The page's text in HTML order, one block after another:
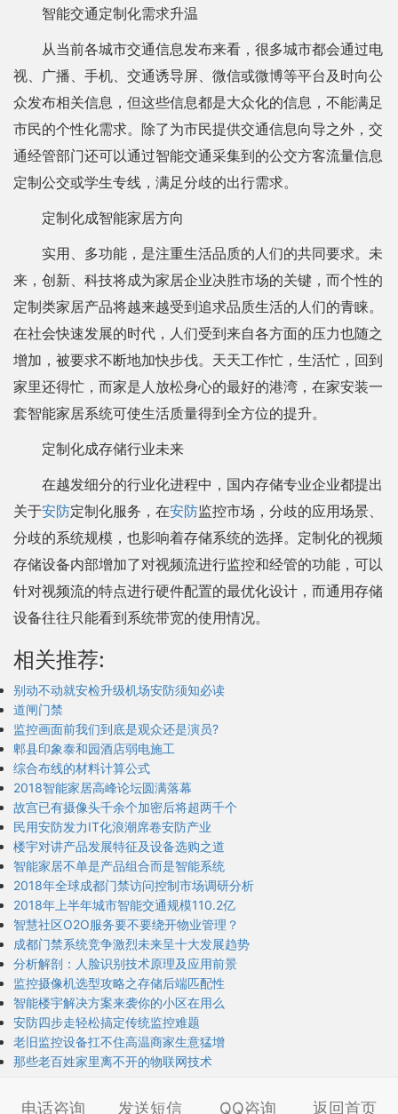
智能交通定制化需求升温
从当前各城市交通信息发布来看，很多城市都会通过电
视、广播、手机、交通诱导屏、微信或微博等平台及时向公
众发布相关信息，但这些信息都是大众化的信息，不能满足
市民的个性化需求。除了为市民提供交通信息向导之外，交
通经管部门还可以通过智能交通采集到的公交方客流量信息
定制公交或学生专线，满足分歧的出行需求。
定制化成智能家居方向
实用、多功能，是注重生活品质的人们的共同要求。未
来，创新、科技将成为家居企业决胜市场的关键，而个性的
定制类家居产品将越来越受到追求品质生活的人们的青睐。
在社会快速发展的时代，人们受到来自各方面的压力也随之
增加，被要求不断地加快步伐。天天工作忙，生活忙，回到
家里还得忙，而家是人放松身心的最好的港湾，在家安装一
套智能家居系统可使生活质量得到全方位的提升。
定制化成存储行业未来
在越发细分的行业化进程中，国内存储专业企业都提出
关于安防定制化服务，在安防监控市场，分歧的应用场景、
分歧的系统规模，也影响着存储系统的选择。定制化的视频
存储设备内部增加了对视频流进行监控和经管的功能，可以
针对视频流的特点进行硬件配置的最优化设计，而通用存储
设备往往只能看到系统带宽的使用情况。
相关推荐:
别动不动就安检升级机场安防须知必读
道闸门禁
监控画面前我们到底是观众还是演员?
郫县印象泰和园酒店弱电施工
综合布线的材料计算公式
2018智能家居高峰论坛圆满落幕
故宫已有摄像头千余个加密后将超两千个
民用安防发力IT化浪潮席卷安防产业
楼宇对讲产品发展特征及设备选购之道
智能家居不单是产品组合而是智能系统
2018年全球成都门禁访问控制市场调研分析
2018年上半年城市智能交通规模110.2亿
智慧社区O2O服务要不要绕开物业管理？
成都门禁系统竞争激烈未来呈十大发展趋势
分析解剖：人脸识别技术原理及应用前景
监控摄像机选型攻略之存储后端匹配性
智能楼宇解决方案来袭你的小区在用么
安防四步走轻松搞定传统监控难题
老旧监控设备扛不住高温商家生意猛增
那些老百姓家里离不开的物联网技术
电话咨询 发送短信 QQ咨询 返回首页